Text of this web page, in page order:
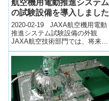
航空機用電動推進システム
の試験設備を導入しました
2020-02-19 JAXA航空機用電動
推進システム試験設備の外観
JAXA航空技術部門では、将来の
航空機電動化に向けて、航空機
用電動推進システムの研究に